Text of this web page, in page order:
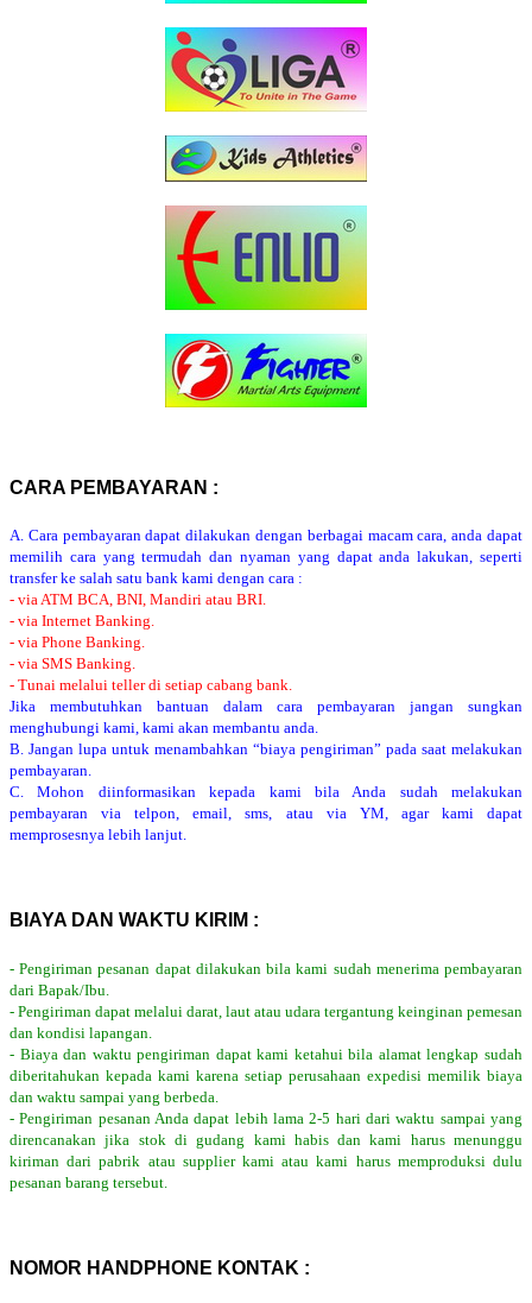
CARA PEMBAYARAN :
A. Cara pembayaran dapat dilakukan dengan berbagai macam cara, anda dapat
memilih cara yang termudah dan nyaman yang dapat anda lakukan, seperti
transfer ke salah satu bank kami dengan cara :
- via ATM BCA, BNI, Mandiri atau BRI.
- via Internet Banking.
- via Phone Banking.
- via SMS Banking.
- Tunai melalui teller di setiap cabang bank.
Jika membutuhkan bantuan dalam cara pembayaran jangan sungkan
menghubungi kami, kami akan membantu anda.
B. Jangan lupa untuk menambahkan “biaya pengiriman” pada saat melakukan
pembayaran.
C. Mohon diinformasikan kepada kami bila Anda sudah melakukan
pembayaran via telpon, email, sms, atau via YM, agar kami dapat
memprosesnya lebih lanjut.
BIAYA DAN WAKTU KIRIM :
- Pengiriman pesanan dapat dilakukan bila kami sudah menerima pembayaran
dari Bapak/Ibu.
- Pengiriman dapat melalui darat, laut atau udara tergantung keinginan pemesan
dan kondisi lapangan.
- Biaya dan waktu pengiriman dapat kami ketahui bila alamat lengkap sudah
diberitahukan kepada kami karena setiap perusahaan expedisi memilik biaya
dan waktu sampai yang berbeda.
- Pengiriman pesanan Anda dapat lebih lama 2-5 hari dari waktu sampai yang
direncanakan jika stok di gudang kami habis dan kami harus menunggu
kiriman dari pabrik atau supplier kami atau kami harus memproduksi dulu
pesanan barang tersebut.
NOMOR HANDPHONE KONTAK :